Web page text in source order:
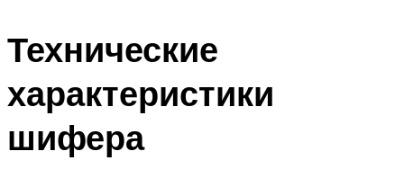
Технические
характеристики
шифера